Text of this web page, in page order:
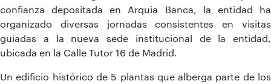
confianza depositada en Arquia Banca, la entidad ha
organizado diversas jornadas consistentes en visitas
guiadas a la nueva sede institucional de la entidad,
ubicada en la Calle Tutor 16 de Madrid.
Un edificio histórico de 5 plantas que alberga parte de los